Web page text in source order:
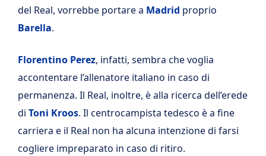
del Real, vorrebbe portare a Madrid proprio
Barella.
Florentino Perez, infatti, sembra che voglia
accontentare l’allenatore italiano in caso di
permanenza. Il Real, inoltre, è alla ricerca dell’erede
di Toni Kroos. Il centrocampista tedesco è a fine
carriera e il Real non ha alcuna intenzione di farsi
cogliere impreparato in caso di ritiro.